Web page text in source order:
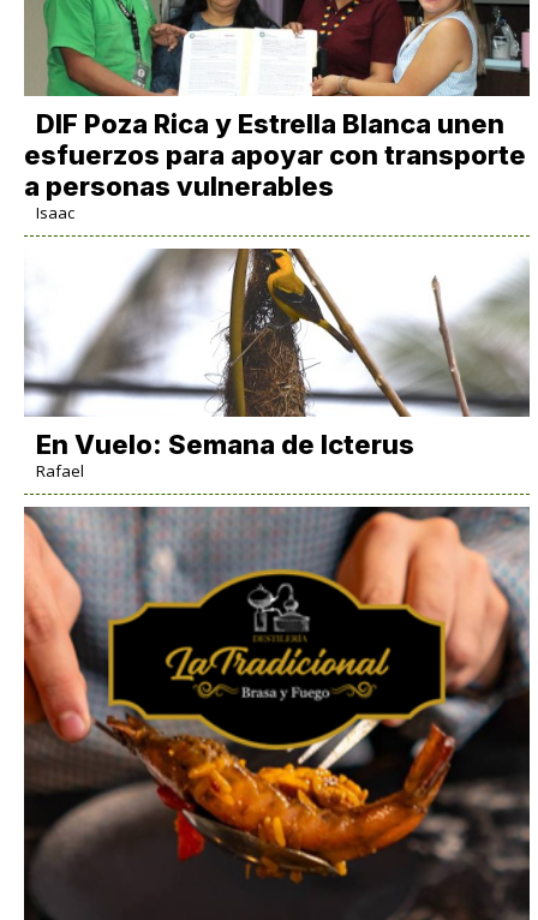
DIF Poza Rica y Estrella Blanca unen
esfuerzos para apoyar con transporte
a personas vulnerables
Isaac
En Vuelo: Semana de Icterus
Rafael